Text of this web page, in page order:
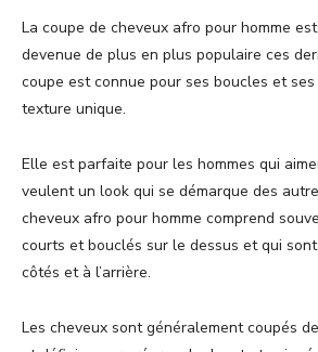
La coupe de cheveux afro pour homme
devenue de plus en plus populaire ces
coupe est connue pour ses boucles et
texture unique.
Elle est parfaite pour les hommes qui
veulent un look qui se démarque des
cheveux afro pour homme comprend
courts et bouclés sur le dessus et qui
côtés et à l’arrière.
Les cheveux sont généralement coupés